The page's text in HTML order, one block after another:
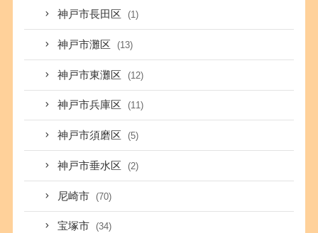
神戸市長田区 (1)
神戸市灘区 (13)
神戸市東灘区 (12)
神戸市兵庫区 (11)
神戸市須磨区 (5)
神戸市垂水区 (2)
尼崎市 (70)
宝塚市 (34)